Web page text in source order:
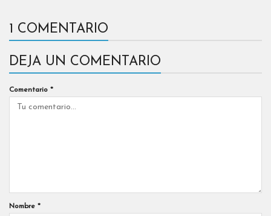
1 COMENTARIO
DEJA UN COMENTARIO
Comentario *
Nombre *